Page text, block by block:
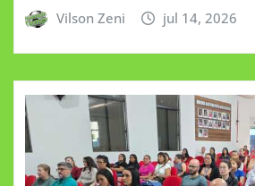
Vilson Zeni jul 14, 2026